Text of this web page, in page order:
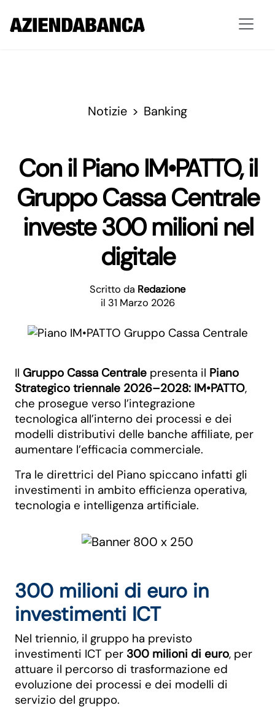
Notizie Banking
Con il Piano IM•PATTO, il
Gruppo Cassa Centrale
investe 300 milioni nel
digitale
Scritto da Redazione
il 31 Marzo 2026
Il Gruppo Cassa Centrale presenta il Piano
Strategico triennale 2026–2028: IM•PATTO,
che prosegue verso l’integrazione
tecnologica all’interno dei processi e dei
modelli distributivi delle banche affiliate, per
aumentare l’efficacia commerciale.
Tra le direttrici del Piano spiccano infatti gli
investimenti in ambito efficienza operativa,
tecnologia e intelligenza artificiale.
300 milioni di euro in
investimenti ICT
Nel triennio, il gruppo ha previsto
investimenti ICT per 300 milioni di euro, per
attuare il percorso di trasformazione ed
evoluzione dei processi e dei modelli di
servizio del gruppo.